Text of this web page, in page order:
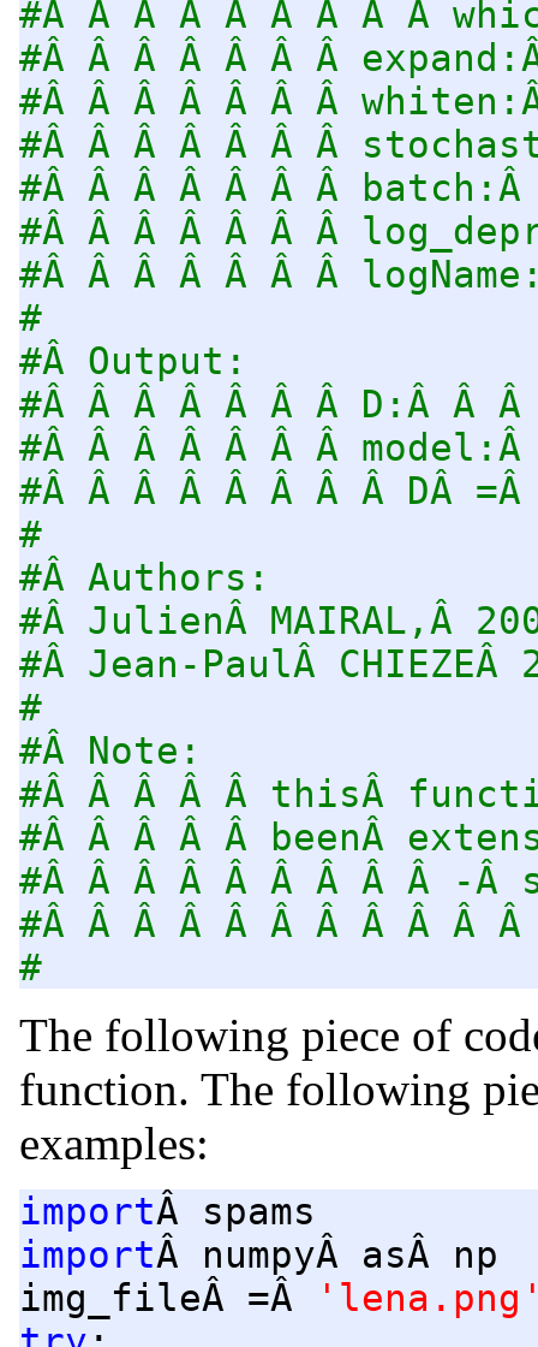
#Â Â Â Â Â Â Â Â Â
#Â Â Â Â Â Â Â
#Â Â Â Â Â Â Â
#Â Â Â Â Â Â Â
#Â Â Â Â Â Â Â
#Â Â Â Â Â Â Â
#Â Â Â Â Â Â Â
#
#Â Output:
#Â Â Â Â Â Â Â D:Â Â
#Â Â Â Â Â Â Â
#Â Â Â Â Â Â Â Â DÂ
#
#Â Authors:
#Â JulienÂ MAIRAL,Â
#Â Jean-PaulÂ
#
#Â Note:
#Â Â Â Â Â thisÂ
#Â Â Â Â Â beenÂ
#Â Â Â Â Â Â Â Â Â -Â
#Â Â Â Â Â Â Â Â Â Â
#
The following piece of
function. The following
examples:
importÂ spams
importÂ numpyÂ asÂ np
img_fileÂ =Â